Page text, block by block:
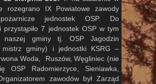
rozegrano IX Powiatowe zawody
pożarnicze jednostek OSP. Do
przystąpiło 7 jednostek OSP w tym
gminy tj. OSP Jagodzin
mistrz gminy) i jednostki KSRG –
Woda, Ruszów, Węgliniec (nie
OSP Radomierzyce, Sieniawka,
zawodów był Zarząd